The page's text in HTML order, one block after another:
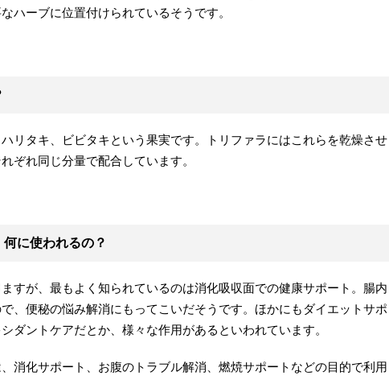
ハーブに位置付けられているそうです。
リタキ、ビビタキという果実です。トリファラにはこれらを乾燥させ
ぞれ同じ分量で配合しています。
に使われるの？
すが、最もよく知られているのは消化吸収面での健康サポート。腸内
、便秘の悩み解消にもってこいだそうです。ほかにもダイエットサポ
ダントケアだとか、様々な作用があるといわれています。
消化サポート、お腹のトラブル解消、燃焼サポートなどの目的で利用